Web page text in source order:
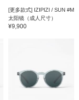
[更多款式] IZIPIZI / SUN #M
太阳镜（成人尺寸）
¥9,900